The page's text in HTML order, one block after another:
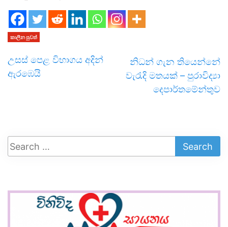
කාලීන පුවත්
උසස් පෙළ විභාගය අදින්
ඇරඹෙයි
නිධන් ගැන තියෙන්නේ
වැරැදි මතයක් – පුරාවිද්‍යා
දෙපාර්තමේන්තුව